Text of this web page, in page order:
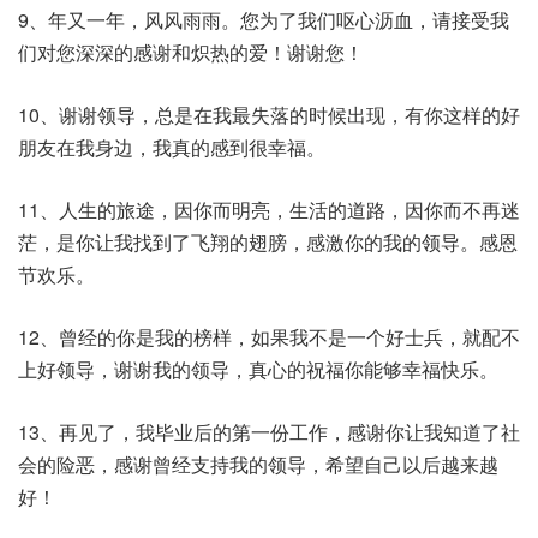
9、年又一年，风风雨雨。您为了我们呕心沥血，请接受我
们对您深深的感谢和炽热的爱！谢谢您！
10、谢谢领导，总是在我最失落的时候出现，有你这样的好
朋友在我身边，我真的感到很幸福。
11、人生的旅途，因你而明亮，生活的道路，因你而不再迷
茫，是你让我找到了飞翔的翅膀，感激你的我的领导。感恩
节欢乐。
12、曾经的你是我的榜样，如果我不是一个好士兵，就配不
上好领导，谢谢我的领导，真心的祝福你能够幸福快乐。
13、再见了，我毕业后的第一份工作，感谢你让我知道了社
会的险恶，感谢曾经支持我的领导，希望自己以后越来越
好！